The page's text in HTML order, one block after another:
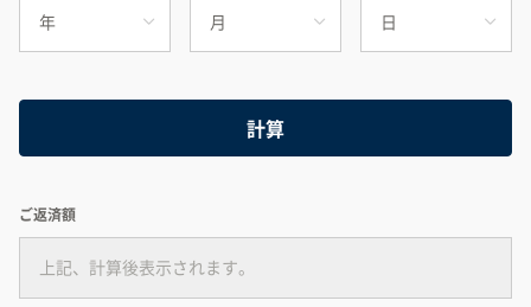
計算
ご返済額